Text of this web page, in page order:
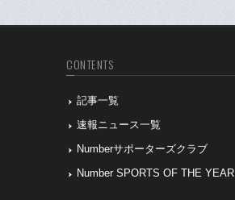
CONTENTS
記事一覧
速報ニュース一覧
Numberサポーターズクラブ
Number SPORTS OF THE YEAR